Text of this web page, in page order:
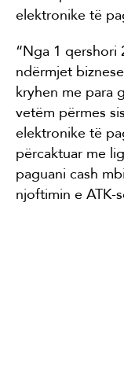
elektronike të
“Nga 1 qershori
ndërmjet
kryhen me para
vetëm përmes
elektronike të
përcaktuar me
paguani cash
njoftimin e ATK-